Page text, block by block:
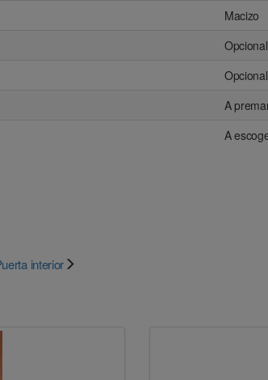
Macizo
Opcional
Opcional
A
A
interior